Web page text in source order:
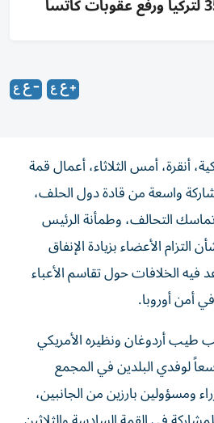
أنقرة، أمس الثلاثاء، أعمال قمة
واسعة من قادة دول الحلف،
التحالف، وطمأنة الرئيس
التزام الأعضاء بزيادة الإنفاق
الخلافات حول تقاسم الأعباء
أمن أوروبا.
طيب أردوغان ونظيره الأمريكي
لوفدي البلدين في المجمع
ومسؤولين بارزين من الجانبين،